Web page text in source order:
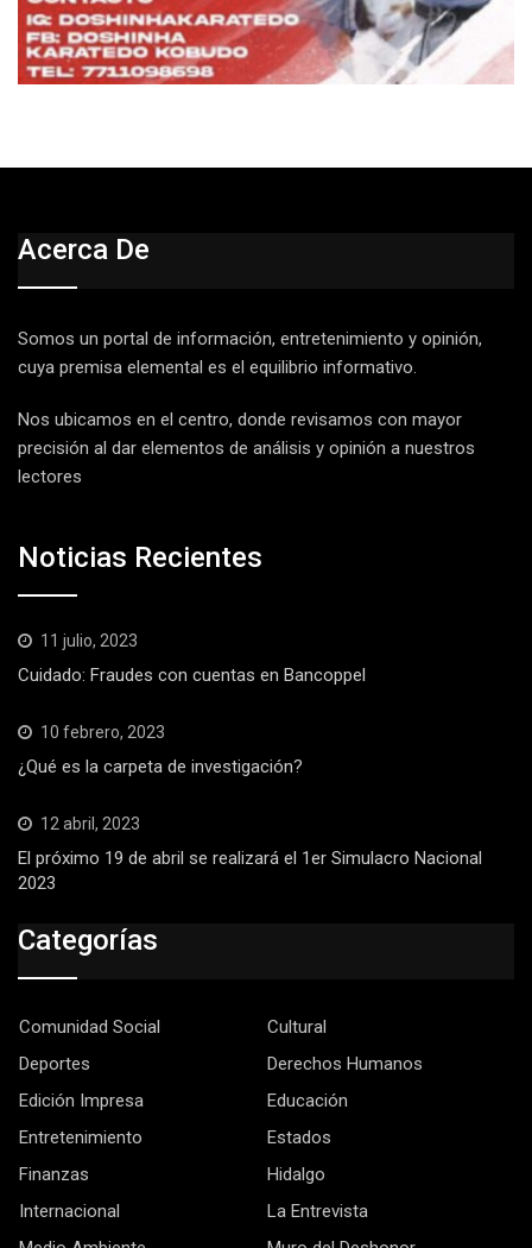
Acerca De
Somos un portal de información, entretenimiento y opinión,
cuya premisa elemental es el equilibrio informativo.
Nos ubicamos en el centro, donde revisamos con mayor
precisión al dar elementos de análisis y opinión a nuestros
lectores
Noticias Recientes
11 julio, 2023
Cuidado: Fraudes con cuentas en Bancoppel
10 febrero, 2023
¿Qué es la carpeta de investigación?
12 abril, 2023
El próximo 19 de abril se realizará el 1er Simulacro Nacional
2023
Categorías
Comunidad Social
Cultural
Deportes
Derechos Humanos
Edición Impresa
Educación
Entretenimiento
Estados
Finanzas
Hidalgo
Internacional
La Entrevista